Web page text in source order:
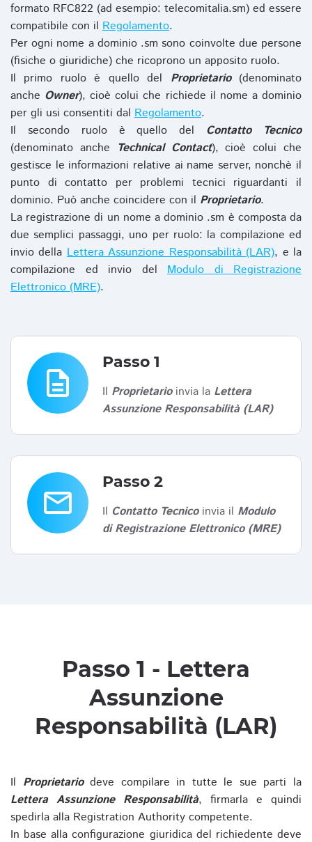
formato RFC822 (ad esempio: telecomitalia.sm) ed essere
compatibile con il Regolamento.
Per ogni nome a dominio .sm sono coinvolte due persone
(fisiche o giuridiche) che ricoprono un apposito ruolo.
Il primo ruolo è quello del Proprietario(denominato
anche Owner), cioè colui che richiede il nome a dominio
per gli usi consentiti dal Regolamento.
Il secondo ruolo è quello del Contatto Tecnico
(denominato anche Technical Contact), cioè colui che
gestisce le informazioni relative ai name server, nonchè il
punto di contatto per problemi tecnici riguardanti il
dominio. Può anche coincidere con il Proprietario.
La registrazione di un nome a dominio .sm è composta da
due semplici passaggi, uno per ruolo: la compilazione ed
invio dellaLettera Assunzione Responsabilità (LAR), e la
compilazione ed invio del Modulo di Registrazione
Elettronico (MRE).
description
Passo 1
Il Proprietarioinvia la Lettera
Assunzione Responsabilità (LAR)
email
Passo 2
Il Contatto Tecnicoinvia il Modulo
di Registrazione Elettronico (MRE)
Passo 1 - Lettera
Assunzione
Responsabilità (LAR)
Il Proprietariodeve compilare in tutte le sue parti la
Lettera Assunzione Responsabilità, firmarla e quindi
spedirla alla Registration Authority competente.
In base alla configurazione giuridica del richiedente deve